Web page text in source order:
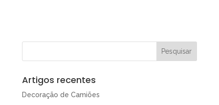
Artigos recentes
Decoração de Camiões